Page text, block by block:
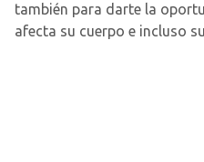
también para darte la
afecta su cuerpo e incluso